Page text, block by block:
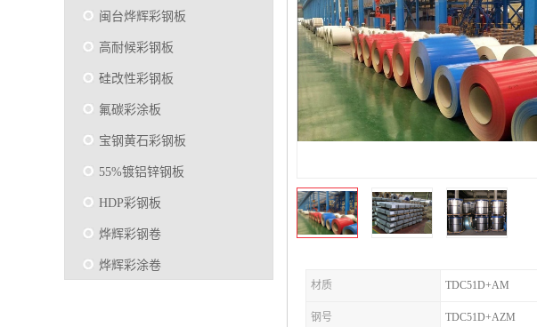
闽台烨辉彩钢板
高耐候彩钢板
硅改性彩钢板
氟碳彩涂板
宝钢黄石彩钢板
55%镀铝锌钢板
HDP彩钢板
烨辉彩钢卷
烨辉彩涂卷
材质 TDC51D+AM
钢号 TDC51D+AZM